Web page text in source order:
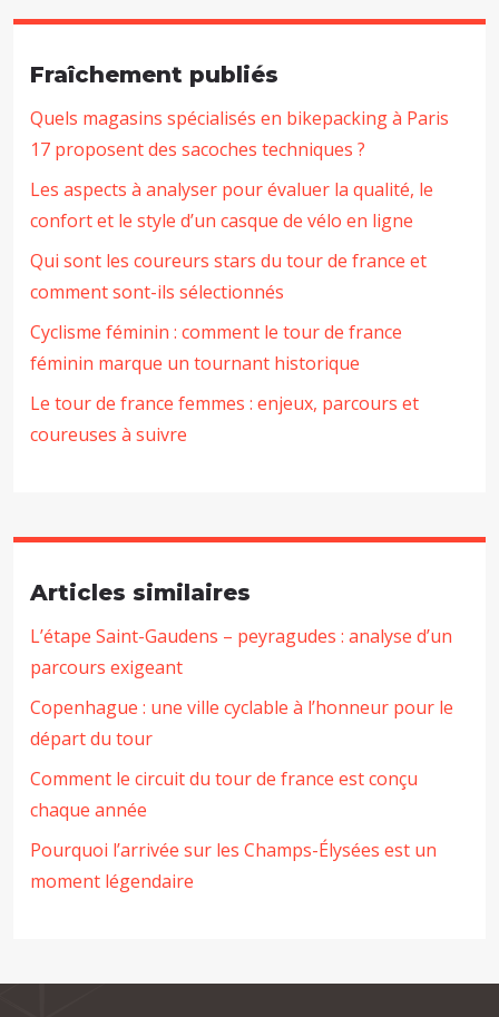
Fraîchement publiés
Quels magasins spécialisés en bikepacking à Paris
17 proposent des sacoches techniques ?
Les aspects à analyser pour évaluer la qualité, le
confort et le style d’un casque de vélo en ligne
Qui sont les coureurs stars du tour de france et
comment sont-ils sélectionnés
Cyclisme féminin : comment le tour de france
féminin marque un tournant historique
Le tour de france femmes : enjeux, parcours et
coureuses à suivre
Articles similaires
L’étape Saint-Gaudens – peyragudes : analyse d’un
parcours exigeant
Copenhague : une ville cyclable à l’honneur pour le
départ du tour
Comment le circuit du tour de france est conçu
chaque année
Pourquoi l’arrivée sur les Champs-Élysées est un
moment légendaire